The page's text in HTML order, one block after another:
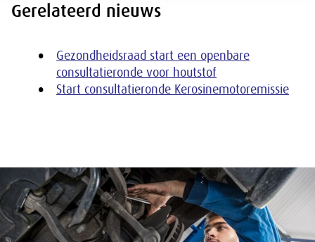
Gerelateerd nieuws
Gezondheidsraad start een openbare
consultatieronde voor houtstof
Start consultatieronde Kerosinemotoremissie